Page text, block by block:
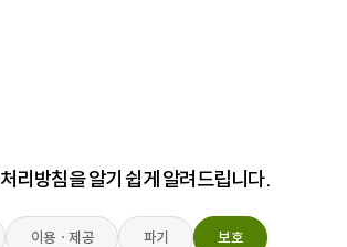
리방침을 알기 쉽게 알려드립니다.
이용ㆍ제공 파기 보호